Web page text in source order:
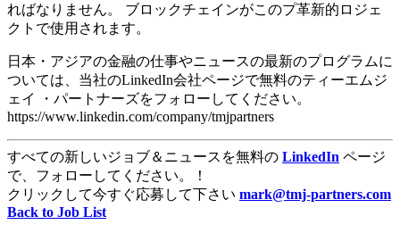
ればなりません。 ブロックチェインがこのプ革新的ロジェ
クトで使用されます。​
日本・アジアの金融の仕事やニュースの最新のプログラムに
ついては、当社のLinkedIn会社ページで無料のティーエムジ
ェイ ・パートナーズをフォローしてください。
https://www.linkedin.com/company/tmjpartners
すべての新しいジョブ＆ニュースを無料の LinkedIn ページ
で、フォローしてください。！
クリックして今すぐ応募して下さい mark@tmj-partners.com
Back to Job List